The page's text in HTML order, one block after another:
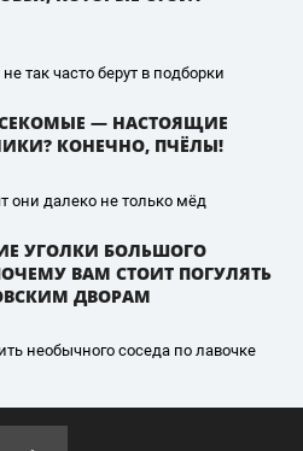
так часто берут в подборки
— НАСТОЯЩИЕ
КОНЕЧНО, ПЧЁЛЫ!
они далеко не только мёд
УГОЛКИ БОЛЬШОГО
ВАМ СТОИТ ПОГУЛЯТЬ
ДВОРАМ
необычного соседа по лавочке